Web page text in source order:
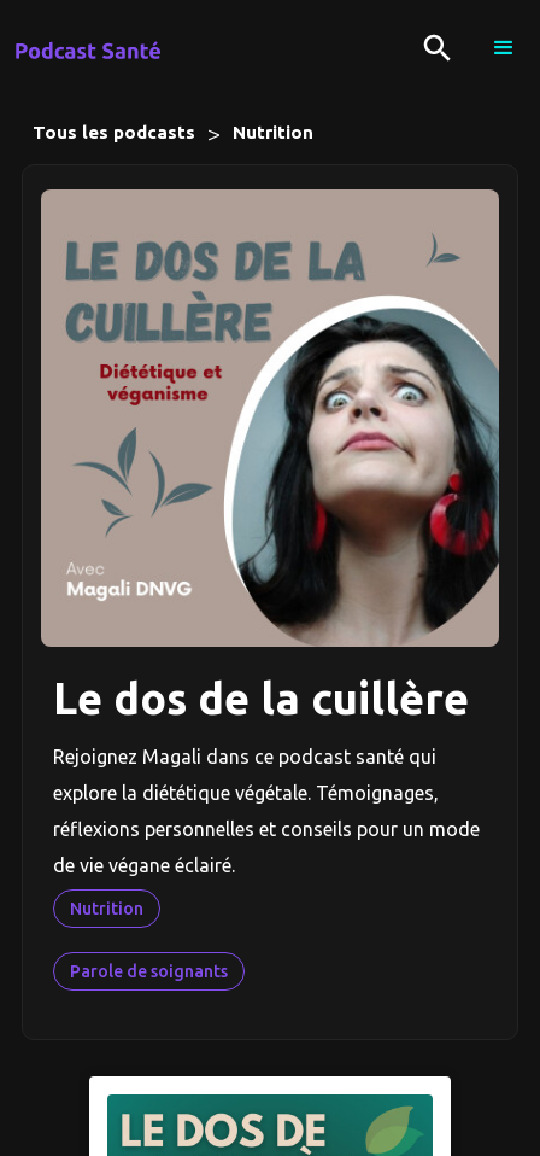
Tous les podcasts > Nutrition
Le dos de la cuillère
Rejoignez Magali dans ce podcast santé qui
explore la diététique végétale. Témoignages,
réflexions personnelles et conseils pour un mode
de vie végane éclairé.
Nutrition
Parole de soignants